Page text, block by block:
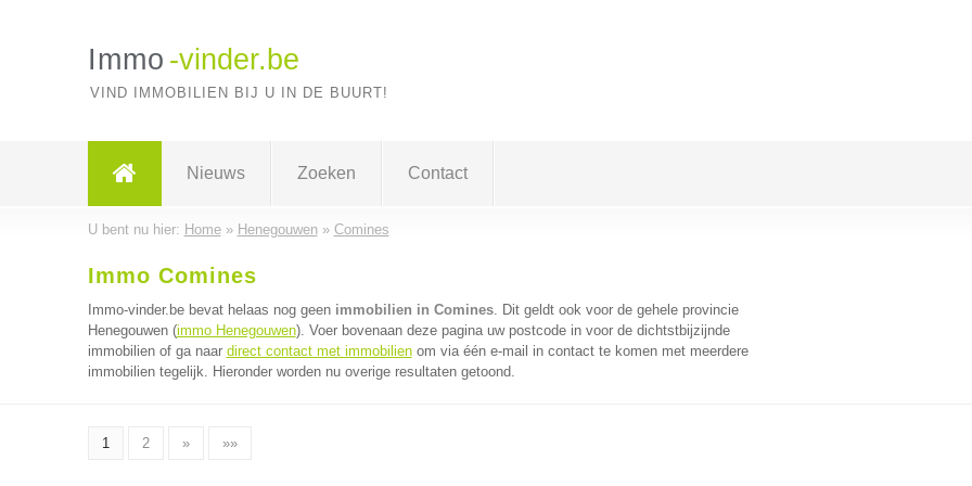
Immo -vinder.be
VIND IMMOBILIEN BIJ U IN DE BUURT!
Nieuws Zoeken Contact
U bent nu hier: Home» Henegouwen» Comines
Immo Comines
Immo-vinder.be bevat helaas nog geen immobilien in Comines. Dit geldt ook voor de gehele provincie
Henegouwen (immo Henegouwen). Voer bovenaan deze pagina uw postcode in voor de dichtstbijzijnde
immobilien of ga naar direct contact met immobilienom via één e-mail in contact te komen met meerdere
immobilien tegelijk. Hieronder worden nu overige resultaten getoond.
1 2 » »»